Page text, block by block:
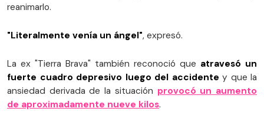
reanimarlo.
"Literalmente venía un ángel", expresó.
La ex "Tierra Brava" también reconoció que atravesó un
fuerte cuadro depresivo luego del accidente y que la
ansiedad derivada de la situación provocó un aumento
de aproximadamente nueve kilos.